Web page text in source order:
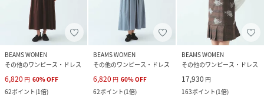
BEAMS WOMEN
その他のワンピース・ドレス
6,820 円 60%OFF
62ポイント(1倍)
BEAMS WOMEN
その他のワンピース・ドレス
6,820 円 60%OFF
62ポイント(1倍)
BEAMS WOMEN
その他のワンピース・ドレス
17,930 円
163ポイント(1倍)